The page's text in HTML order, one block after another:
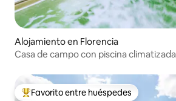
Alojamiento en Florencia
Casa de campo con piscina
Favorito entre huéspedes preferido
Favorito entre huéspedes